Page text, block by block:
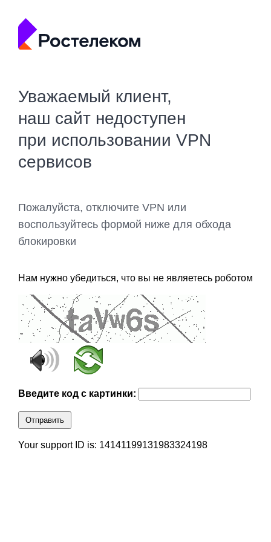
Уважаемый клиент,
наш сайт недоступен
при использовании VPN
сервисов
Пожалуйста, отключите VPN или
воспользуйтесь формой ниже для обхода
блокировки
Нам нужно убедиться, что вы не являетесь роботом
Введите код с картинки:
Отправить
Your support ID is: 14141199131983324198